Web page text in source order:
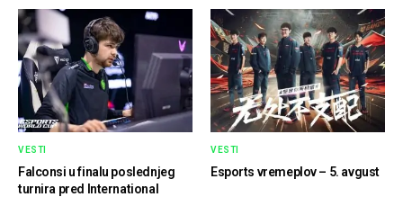
VESTI
Falconsi u finalu poslednjeg
turnira pred International
VESTI
Esports vremeplov – 5. avgust